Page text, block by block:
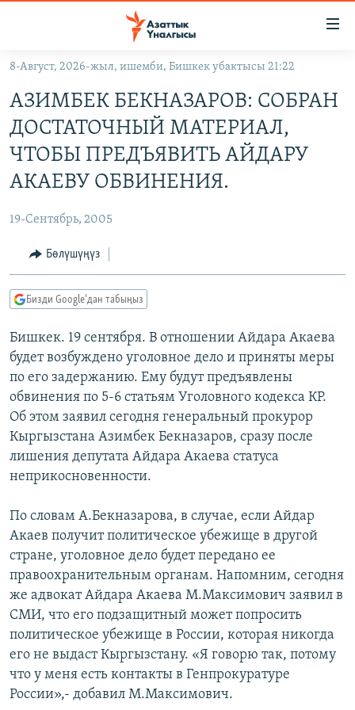
Навигацияга
өтүңүз
салыңыз
МАДАНИЯТ
ДҮЙНӨ
УКРАИНА
ТВ ПРОГРАММАЛАР
БҮГҮН АЗАТТЫКТА
БИЗ ЖАНА ДҮЙНӨ
ДАНИСТЕ
АЗАТТЫК+
ПОДКАСТ
ОНЛАЙН ШЕРИНЕ
ЭЕ/АРнун бардык сайттары
8-Август, 2026-жыл, ишемби, Бишкек убактысы 21:22
АЗИМБЕК БЕКНАЗАРОВ: СОБРАН
ДОСТАТОЧНЫЙ МАТЕРИАЛ,
ЧТОБЫ ПРЕДЪЯВИТЬ АЙДАРУ
АКАЕВУ ОБВИНЕНИЯ.
19-Сентябрь, 2005
Бөлүшүңүз
Бизди Google'дан табыңыз
Бишкек. 19 сентября. В отношении Айдара Акаева
будет возбуждено уголовное дело и приняты меры
по его задержанию. Ему будут предъявлены
обвинения по 5-6 статьям Уголовного кодекса КР.
Об этом заявил сегодня генеральный прокурор
Кыргызстана Азимбек Бекназаров, сразу после
лишения депутата Айдара Акаева статуса
неприкосновенности.
По словам А.Бекназарова, в случае, если Айдар
Акаев получит политическое убежище в другой
стране, уголовное дело будет передано ее
правоохранительным органам. Напомним, сегодня
же адвокат Айдара Акаева М.Максимович заявил в
СМИ, что его подзащитный может попросить
политическое убежище в России, которая никогда
его не выдаст Кыргызстану. «Я говорю так, потому
что у меня есть контакты в Генпрокуратуре
России»,- добавил М.Максимович.